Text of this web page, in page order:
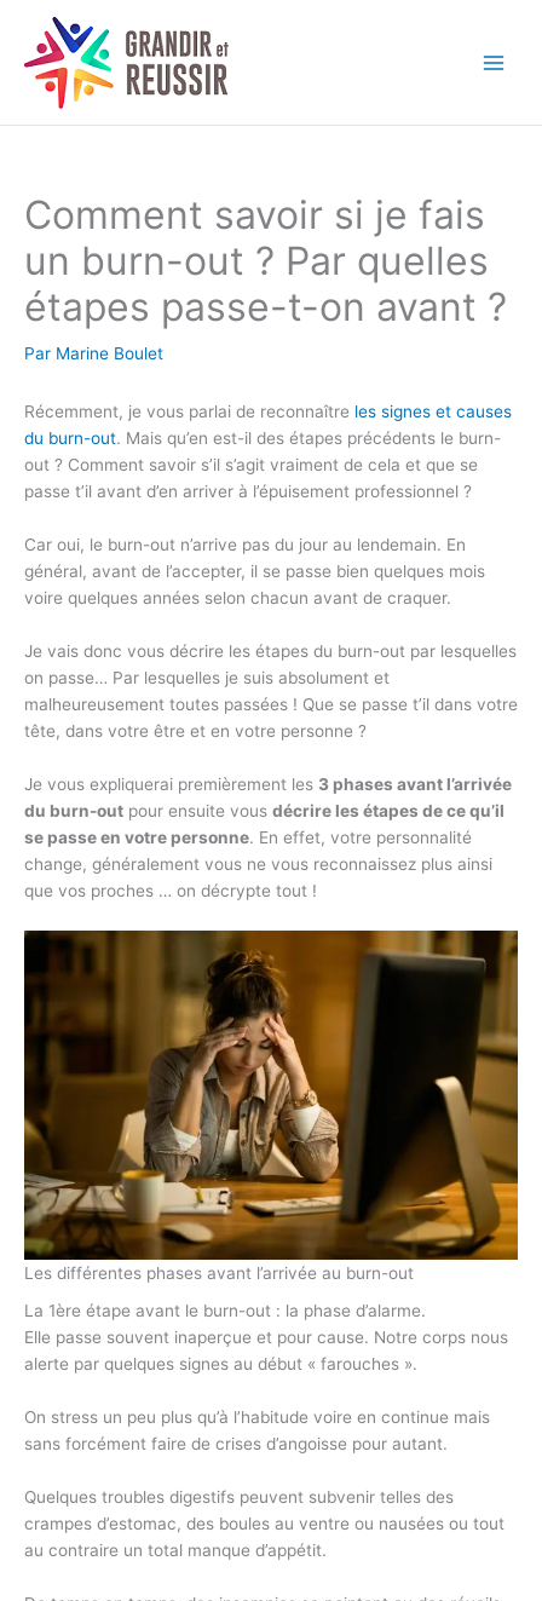
contenu
Comment savoir si je fais
un burn-out ? Par quelles
étapes passe-t-on avant ?
Par Marine Boulet
Récemment, je vous parlai de reconnaître les signes et causes
du burn-out. Mais qu’en est-il des étapes précédents le burn-
out ? Comment savoir s’il s’agit vraiment de cela et que se
passe t’il avant d’en arriver à l’épuisement professionnel ?
Car oui, le burn-out n’arrive pas du jour au lendemain. En
général, avant de l’accepter, il se passe bien quelques mois
voire quelques années selon chacun avant de craquer.
Je vais donc vous décrire les étapes du burn-out par lesquelles
on passe… Par lesquelles je suis absolument et
malheureusement toutes passées ! Que se passe t’il dans votre
tête, dans votre être et en votre personne ?
Je vous expliquerai premièrement les 3 phases avant l’arrivée
du burn-out pour ensuite vous décrire les étapes de ce qu’il
se passe en votre personne. En effet, votre personnalité
change, généralement vous ne vous reconnaissez plus ainsi
que vos proches … on décrypte tout !
Les différentes phases avant l’arrivée au burn-out
La 1ère étape avant le burn-out : la phase d’alarme.
Elle passe souvent inaperçue et pour cause. Notre corps nous
alerte par quelques signes au début « farouches ».
On stress un peu plus qu’à l’habitude voire en continue mais
sans forcément faire de crises d’angoisse pour autant.
Quelques troubles digestifs peuvent subvenir telles des
crampes d’estomac, des boules au ventre ou nausées ou tout
au contraire un total manque d’appétit.